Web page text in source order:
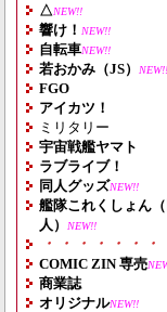
△NEW!!
響け！ NEW!!
自転車NEW!!
若おかみ（JS） NEW!!
FGO
アイカツ！
ミリタリー
宇宙戦艦ヤマト
ラブライブ！
同人グッズNEW!!
艦隊これくしょん
人）
NEW!!
・・・・・・
COMIC ZIN 専売
商業誌
オリジナルNEW!!